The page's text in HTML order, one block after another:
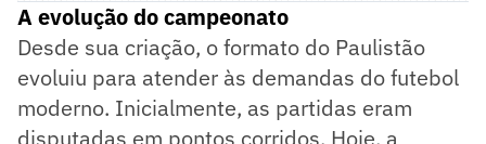
A evolução do campeonato
Desde sua criação, o formato do Paulistão
evoluiu para atender às demandas do futebol
moderno. Inicialmente, as partidas eram
disputadas em pontos corridos. Hoje, a